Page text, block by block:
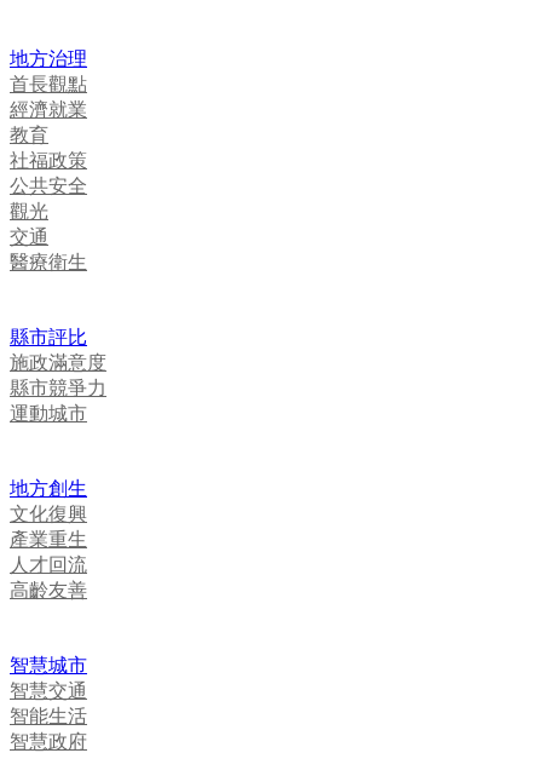
地方治理
首長觀點
經濟就業
教育
社福政策
公共安全
觀光
交通
醫療衛生
縣市評比
施政滿意度
縣市競爭力
運動城市
地方創生
文化復興
產業重生
人才回流
高齡友善
智慧城市
智慧交通
智能生活
智慧政府